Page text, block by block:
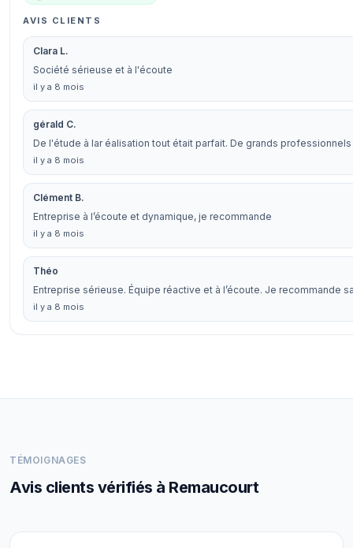
AVIS CLIENTS
Clara L.
Société sérieuse et à l'écoute
il y a 8 mois
gérald C.
De l'étude à lar éalisation tout était parfait. De grands professionnels
il y a 8 mois
Clément B.
Entreprise à l’écoute et dynamique, je recommande
il y a 8 mois
Théo
Entreprise sérieuse. Équipe réactive et à l’écoute. Je recommande
il y a 8 mois
TÉMOIGNAGES
Avis clients vérifiés à Remaucourt